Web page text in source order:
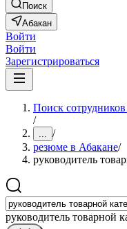
Поиск
Абакан
Войти
Войти
Зарегистрироваться
Поиск
/
... /
резюме в Абакане/
руководитель
руководитель товарной